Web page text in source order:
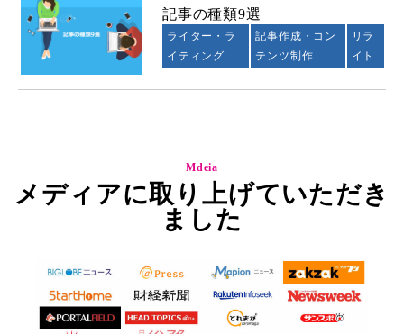
記事の種類9選
ライター・ラ
イティング
記事作成・コン
テンツ制作
リラ
イト
Mdeia
メディアに取り上げていただき
ました